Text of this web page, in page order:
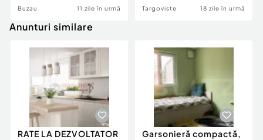
Buzau 11 zile în urmă Targoviste 18 zile în urmă
Anunturi similare
RATE LA DEZVOLTATOR
Garsonieră compactă,